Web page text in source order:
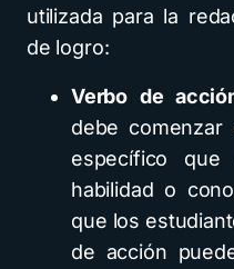
utilizada para la
de logro:
Verbo de
debe
específico que
habilidad o
que los
de acción